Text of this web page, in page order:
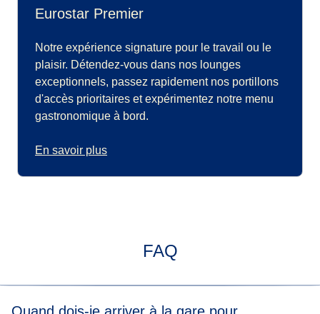
Eurostar Premier
Notre expérience signature pour le travail ou le
plaisir. Détendez-vous dans nos lounges
exceptionnels, passez rapidement nos portillons
d'accès prioritaires et expérimentez notre menu
gastronomique à bord.
En savoir plus
FAQ